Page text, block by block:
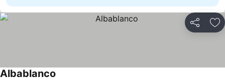
Deli
Albablanco